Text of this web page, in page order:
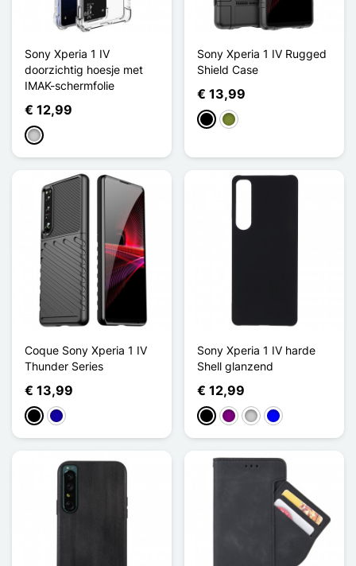
Sony Xperia 1 IV
doorzichtig hoesje met
IMAK-schermfolie
€ 12,99
Transparant
Sony Xperia 1 IV Rugged
Shield Case
€ 13,99
ZwartKhaki
Coque Sony Xperia 1 IV
Thunder Series
€ 13,99
ZwartDonkerblauw
Sony Xperia 1 IV harde
Shell glanzend
€ 12,99
ZwartPurperTransparant
Blauw